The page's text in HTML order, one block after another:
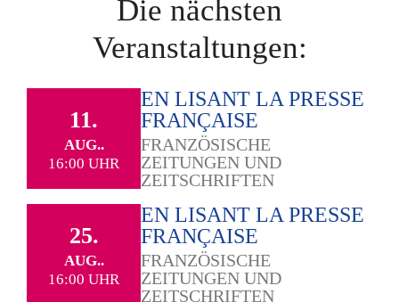
Die nächsten
Veranstaltungen:
11.
AUG..
16:00 UHR
EN LISANT LA PRESSE
FRANÇAISE
FRANZÖSISCHE
ZEITUNGEN UND
ZEITSCHRIFTEN
25.
AUG..
16:00 UHR
EN LISANT LA PRESSE
FRANÇAISE
FRANZÖSISCHE
ZEITUNGEN UND
ZEITSCHRIFTEN